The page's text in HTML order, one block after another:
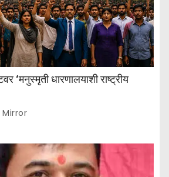
‘मनुस्मृती धारणालयाशी राष्ट्रीय
Mirror